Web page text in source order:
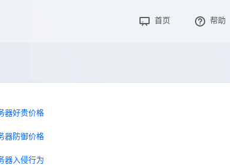
首页 帮助
器好贵价格
器防御价格
器入侵行为